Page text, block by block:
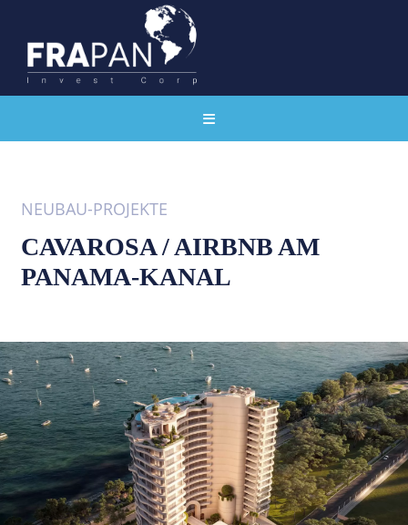
NEUBAU-PROJEKTE
CAVAROSA / AIRBNB AM
PANAMA-KANAL